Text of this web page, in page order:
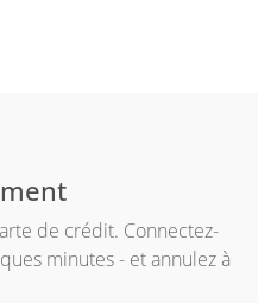
de crédit. Connectez-
minutes - et annulez à